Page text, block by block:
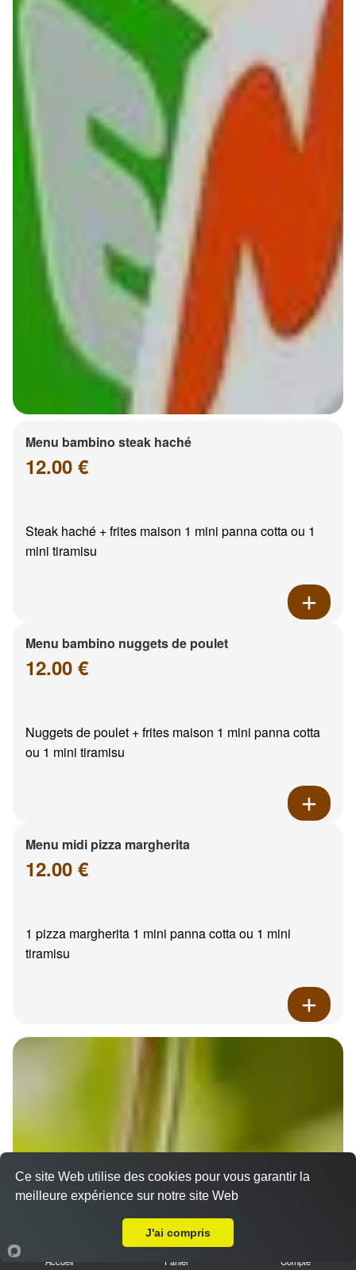
Menu bambino steak haché
12.00 €
Steak haché + frites maison 1 mini panna cotta ou 1
mini tiramisu
Menu bambino nuggets de poulet
12.00 €
Nuggets de poulet + frites maison 1 mini panna cotta
ou 1 mini tiramisu
Menu midi pizza margherita
12.00 €
1 pizza margherita 1 mini panna cotta ou 1 mini
tiramisu
Accueil Panier Compte
Ce site Web utilise des cookies pour vous garantir la
meilleure expérience sur notre site Web
J'ai compris